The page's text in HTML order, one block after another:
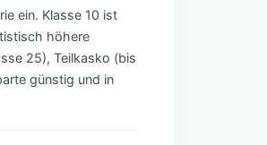
ein. Klasse 10 ist
höhere
25), Teilkasko (bis
günstig und in